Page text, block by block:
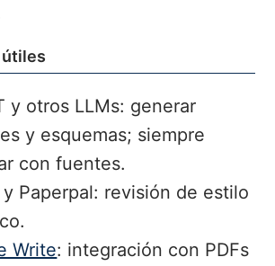
y otros LLMs: generar
y esquemas; siempre
con fuentes.
Paperpal: revisión de estilo
Write: integración con PDFs